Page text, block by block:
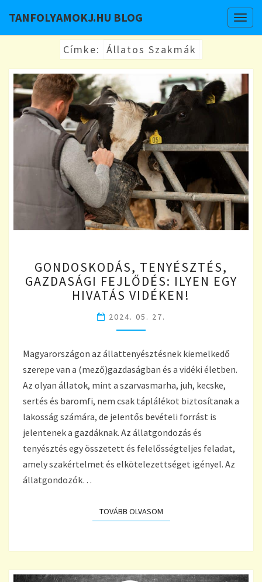
TANFOLYAMOKJ.HU BLOG
Címke: Állatos Szakmák
TENYÉSZTÉS,
GAZDASÁGI
FEJLŐDÉS:
EGY
HIVATÁS
GONDOSKODÁS, TENYÉSZTÉS,
GAZDASÁGI FEJLŐDÉS: ILYEN EGY
HIVATÁS VIDÉKEN!
2024. 05. 27.
Magyarországon az állattenyésztésnek kiemelkedő
szerepe van a (mező)gazdaságban és a vidéki életben.
Az olyan állatok, mint a szarvasmarha, juh, kecske,
sertés és baromfi, nem csak táplálékot biztosítanak a
lakosság számára, de jelentős bevételi forrást is
jelentenek a gazdáknak. Az állatgondozás és
tenyésztés egy összetett és felelősségteljes feladat,
amely szakértelmet és elkötelezettséget igényel. Az
állatgondozók…
TOVÁBB OLVASOMTOVÁBB OLVASOM